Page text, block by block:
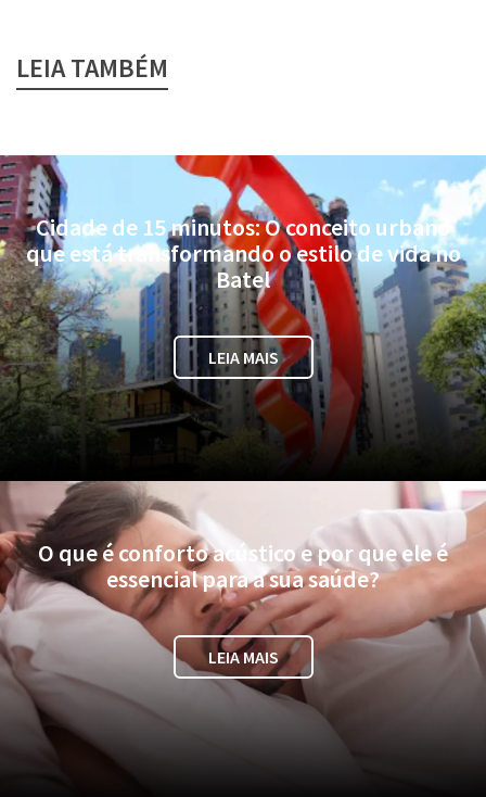
LEIA TAMBÉM
Cidade de 15 minutos: O conceito urbano
que está transformando o estilo de vida no
Batel
LEIA MAIS
O que é conforto acústico e por que ele é
essencial para a sua saúde?
LEIA MAIS